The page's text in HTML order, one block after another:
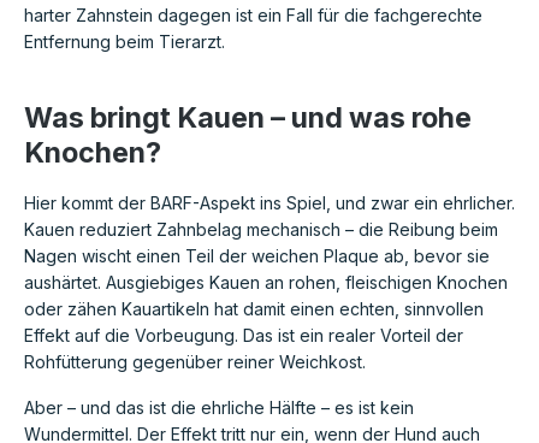
harter Zahnstein dagegen ist ein Fall für die fachgerechte
Entfernung beim Tierarzt.
Was bringt Kauen – und was rohe
Knochen?
Hier kommt der BARF-Aspekt ins Spiel, und zwar ein ehrlicher.
Kauen reduziert Zahnbelag mechanisch – die Reibung beim
Nagen wischt einen Teil der weichen Plaque ab, bevor sie
aushärtet. Ausgiebiges Kauen an rohen, fleischigen Knochen
oder zähen Kauartikeln hat damit einen echten, sinnvollen
Effekt auf die Vorbeugung. Das ist ein realer Vorteil der
Rohfütterung gegenüber reiner Weichkost.
Aber – und das ist die ehrliche Hälfte – es ist kein
Wundermittel. Der Effekt tritt nur ein, wenn der Hund auch